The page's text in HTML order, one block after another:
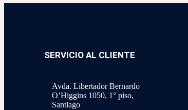
SERVICIO AL CLIENTE
Avda. Libertador Bernardo
O’Higgins 1050, 1° piso,
Santiago